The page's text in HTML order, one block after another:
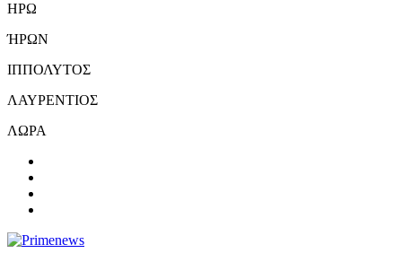
ΗΡΩ
ΉΡΩΝ
ΙΠΠΟΛΥΤΟΣ
ΛΑΥΡΕΝΤΙΟΣ
ΛΩΡΑ